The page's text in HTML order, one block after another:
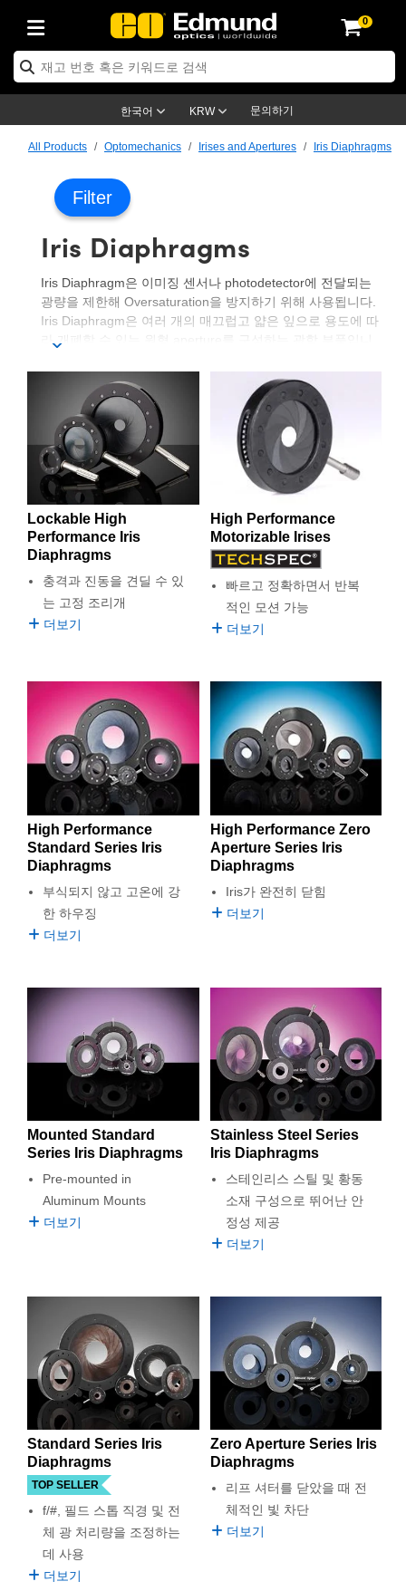
0
한국어 KRW 문의하기
Diffusers
Optics
Components
Elements (DOE)
Optics
Expanders
Assemblies
Isolators
신제품
System
Mounts
and Breadboards
and Slides
Objectives
Objectives
Objectives
Systems
Filters
Lenses
Targets
Mechanics
and Couplers
Direct Microscopes
and Electronics
Lenses
(S-Mount Lenses)
Magnification Lenses
Objectives
and Advanced
Accessories
Cameras
Cameras
Cameras
Cameras
Labs Cameras™
and Optomechanics
Interface Cameras
이트 & 조명
Lighting
Accessories
Targets
Targets
& Stage Micrometers
Level Test Targets
& Detection
Solutions
and Electronics
and Roughness Standards
Components
and Detection
& Production
Handling Tools
Products
Accessories
또는 제품생산
By Application
Imaging
Imaging
Processing
Tomography
By Brand
Optical Company
Components
Labs™
Gratings™
Components
(UFI)
Products
신제품
Lenses
또는 제품생산
Products
Lenses
Targets
and Detection
and Production
Products
Microscopy
Lenses
and Detection
and Production
All Products Optomechanics Irises and Apertures Iris Diaphragms
Filter
Iris Diaphragms
Iris Diaphragm은 이미징 센서나 photodetector에 전달되는
광량을 제한해 Oversaturation을 방지하기 위해 사용됩니다.
Iris Diaphragm은 여러 개의 매끄럽고 얇은 잎으로 용도에 따
에 닿는 주변광을 제어할 수 있습니다.
Edmund Optics는 많은 이미징 필요성에 맞는 광범위한 종류
의 Iris Diaphragm을 공급합니다. Iris Diaphragm은 지나치
게 밝을 수 있는 영역에서 광량을 관리 가능한 수준으로 제한
해 다양한 용도나 환경을 위해 이미징 시스템을 수정하는 데
아주 적합합니다. 일부 Iris Diaphragm은 이미징 부품에 직접
장착하거나 light sensor 앞에 별도로 배치할 수 있어 여러 가
지 방식의 구현이 가능합니다. 마운팅 액세서리와 함께 다양
한 사이즈의 제품을 사용할 수 있어 융통성이 뛰어납니다.
Lockable High
Performance Iris
Diaphragms
충격과 진동을 견딜 수 있
는 고정 조리개
더보기
High Performance
Motorizable Irises
빠르고 정확하면서 반복
적인 모션 가능
더보기
High Performance
Standard Series Iris
Diaphragms
부식되지 않고 고온에 강
한 하우징
더보기
High Performance Zero
Aperture Series Iris
Diaphragms
Iris가 완전히 닫힘
더보기
Mounted Standard
Series Iris Diaphragms
Pre-mounted in
Aluminum Mounts
더보기
Stainless Steel Series
Iris Diaphragms
스테인리스 스틸 및 황동
소재 구성으로 뛰어난 안
정성 제공
더보기
Standard Series Iris
Diaphragms
TOP SELLER
f/#, 필드 스톱 직경 및 전
체 광 처리량을 조정하는
데 사용
더보기
Zero Aperture Series Iris
Diaphragms
리프 셔터를 닫았을 때 전
체적인 빛 차단
더보기